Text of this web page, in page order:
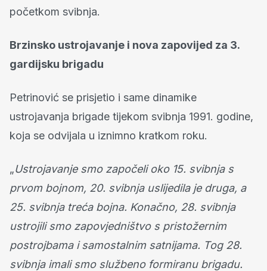
početkom svibnja.
Brzinsko ustrojavanje i nova zapovijed za 3.
gardijsku brigadu
Petrinović se prisjetio i same dinamike
ustrojavanja brigade tijekom svibnja 1991. godine,
koja se odvijala u iznimno kratkom roku.
„Ustrojavanje smo započeli oko 15. svibnja s
prvom bojnom, 20. svibnja uslijedila je druga, a
25. svibnja treća bojna. Konačno, 28. svibnja
ustrojili smo zapovjedništvo s pristožernim
postrojbama i samostalnim satnijama. Tog 28.
svibnja imali smo službeno formiranu brigadu.